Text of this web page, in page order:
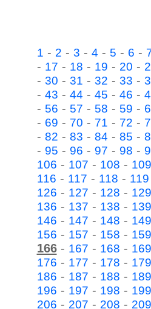
1 - 2 - 3 - 4 - 5 - 6 -
- 17 - 18 - 19 - 20 -
- 30 - 31 - 32 - 33 -
- 43 - 44 - 45 - 46 -
- 56 - 57 - 58 - 59 -
- 69 - 70 - 71 - 72 -
- 82 - 83 - 84 - 85 -
- 95 - 96 - 97 - 98 -
106 - 107 - 108 - 109
116 - 117 - 118 - 119
126 - 127 - 128 - 129
136 - 137 - 138 - 139
146 - 147 - 148 - 149
156 - 157 - 158 - 159
166- 167 - 168 - 169
176 - 177 - 178 - 179
186 - 187 - 188 - 189
196 - 197 - 198 - 199
206 - 207 - 208 - 209